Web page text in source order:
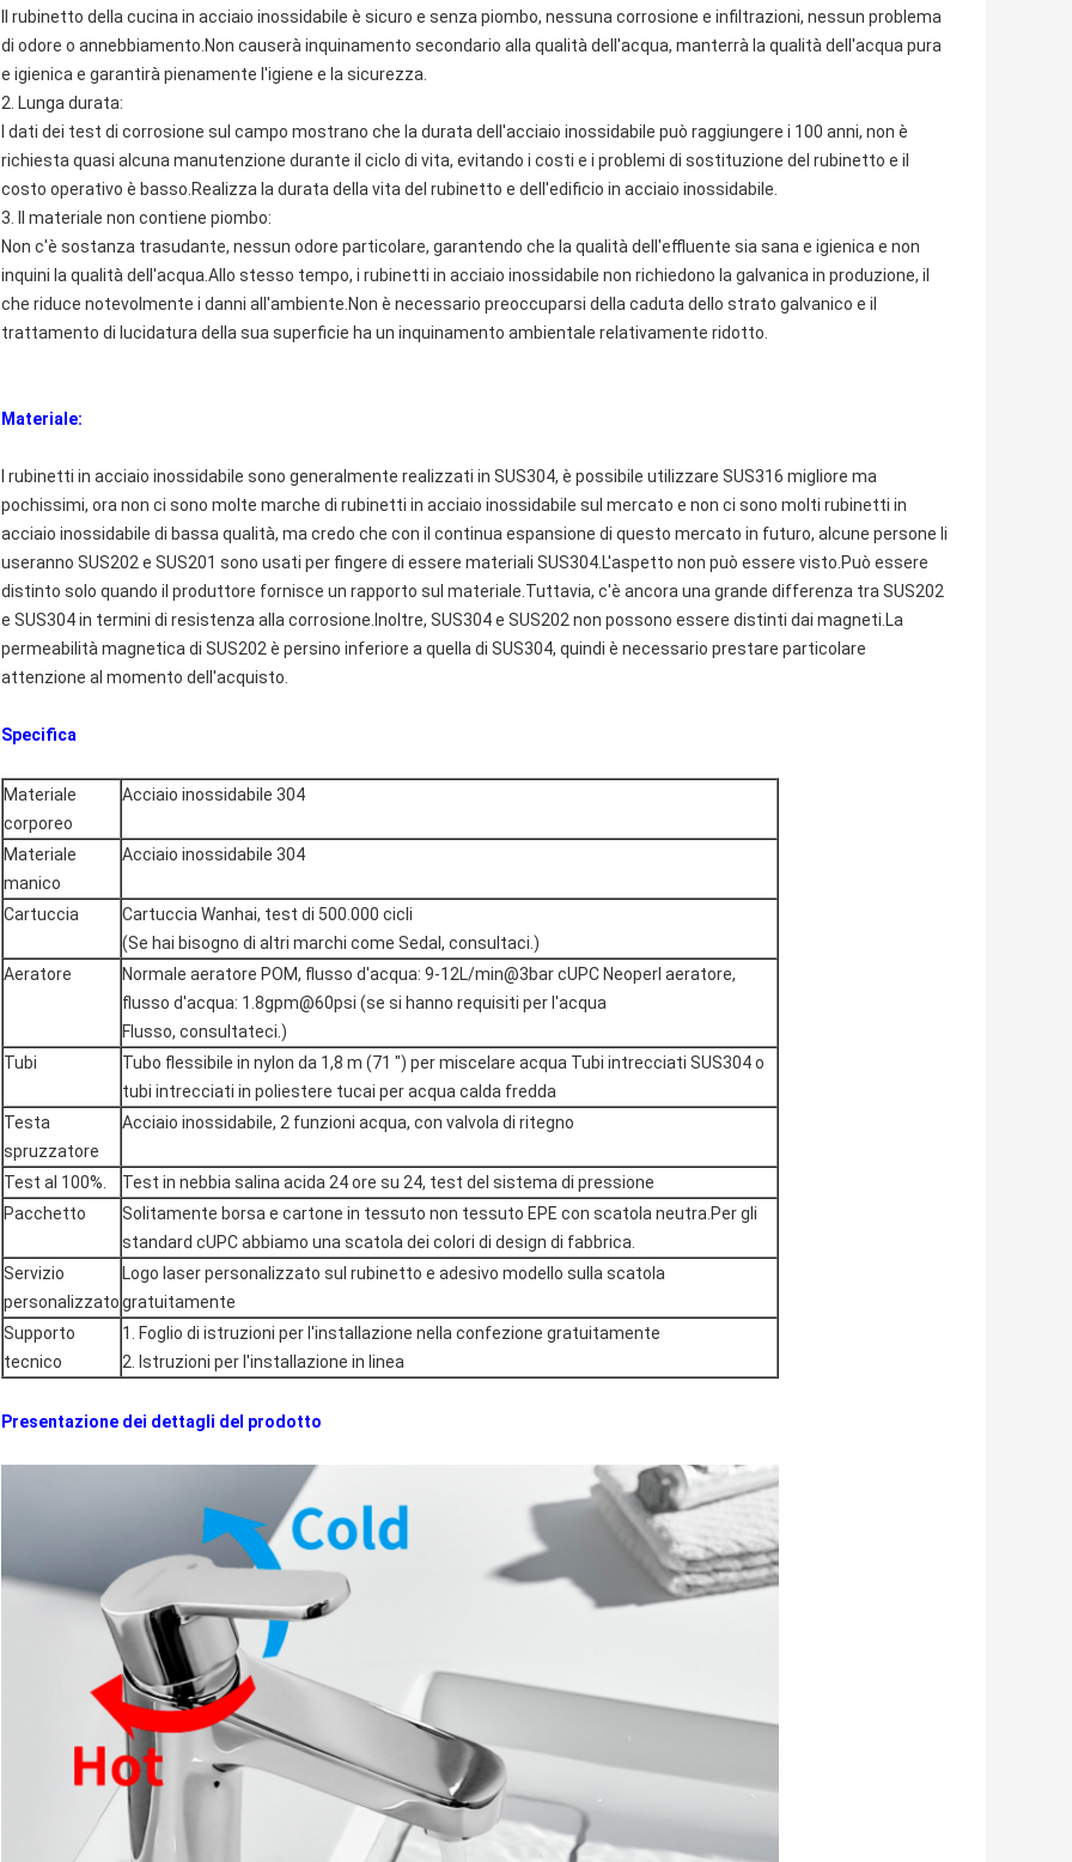
Il rubinetto della cucina in acciaio inossidabile è sicuro e senza piombo, nessuna corrosione e infiltrazioni, nessun problema
di odore o annebbiamento.Non causerà inquinamento secondario alla qualità dell'acqua, manterrà la qualità dell'acqua pura
e igienica e garantirà pienamente l'igiene e la sicurezza.
2. Lunga durata:
I dati dei test di corrosione sul campo mostrano che la durata dell'acciaio inossidabile può raggiungere i 100 anni, non è
richiesta quasi alcuna manutenzione durante il ciclo di vita, evitando i costi e i problemi di sostituzione del rubinetto e il
costo operativo è basso.Realizza la durata della vita del rubinetto e dell'edificio in acciaio inossidabile.
3. Il materiale non contiene piombo:
Non c'è sostanza trasudante, nessun odore particolare, garantendo che la qualità dell'effluente sia sana e igienica e non
inquini la qualità dell'acqua.Allo stesso tempo, i rubinetti in acciaio inossidabile non richiedono la galvanica in produzione, il
che riduce notevolmente i danni all'ambiente.Non è necessario preoccuparsi della caduta dello strato galvanico e il
trattamento di lucidatura della sua superficie ha un inquinamento ambientale relativamente ridotto.
Materiale:
I rubinetti in acciaio inossidabile sono generalmente realizzati in SUS304, è possibile utilizzare SUS316 migliore ma
pochissimi, ora non ci sono molte marche di rubinetti in acciaio inossidabile sul mercato e non ci sono molti rubinetti in
acciaio inossidabile di bassa qualità, ma credo che con il continua espansione di questo mercato in futuro, alcune persone li
useranno SUS202 e SUS201 sono usati per fingere di essere materiali SUS304.L'aspetto non può essere visto.Può essere
distinto solo quando il produttore fornisce un rapporto sul materiale.Tuttavia, c'è ancora una grande differenza tra SUS202
e SUS304 in termini di resistenza alla corrosione.Inoltre, SUS304 e SUS202 non possono essere distinti dai magneti.La
permeabilità magnetica di SUS202 è persino inferiore a quella di SUS304, quindi è necessario prestare particolare
attenzione al momento dell'acquisto.
Specifica
Materiale
corporeo
Acciaio inossidabile 304
Materiale
manico
Acciaio inossidabile 304
Cartuccia
Cartuccia Wanhai, test di 500.000 cicli
(Se hai bisogno di altri marchi come Sedal, consultaci.)
Aeratore
Normale aeratore POM, flusso d'acqua: 9-12L/min@3bar cUPC Neoperl aeratore,
flusso d'acqua: 1.8gpm@60psi (se si hanno requisiti per l'acqua
Flusso, consultateci.)
Tubi
Tubo flessibile in nylon da 1,8 m (71 ") per miscelare acqua Tubi intrecciati SUS304 o
tubi intrecciati in poliestere tucai per acqua calda fredda
Testa
spruzzatore
Acciaio inossidabile, 2 funzioni acqua, con valvola di ritegno
Test al 100%.
Test in nebbia salina acida 24 ore su 24, test del sistema di pressione
Pacchetto
Solitamente borsa e cartone in tessuto non tessuto EPE con scatola neutra.Per gli
standard cUPC abbiamo una scatola dei colori di design di fabbrica.
Servizio
personalizzato
Logo laser personalizzato sul rubinetto e adesivo modello sulla scatola
gratuitamente
Supporto
tecnico
1. Foglio di istruzioni per l'installazione nella confezione gratuitamente
2. Istruzioni per l'installazione in linea
Presentazione dei dettagli del prodotto